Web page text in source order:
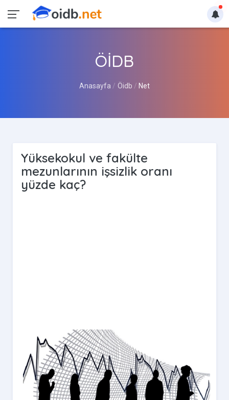
ÖİDB
Anasayfa Öidb Net
Yüksekokul ve fakülte
mezunlarının işsizlik oranı
yüzde kaç?